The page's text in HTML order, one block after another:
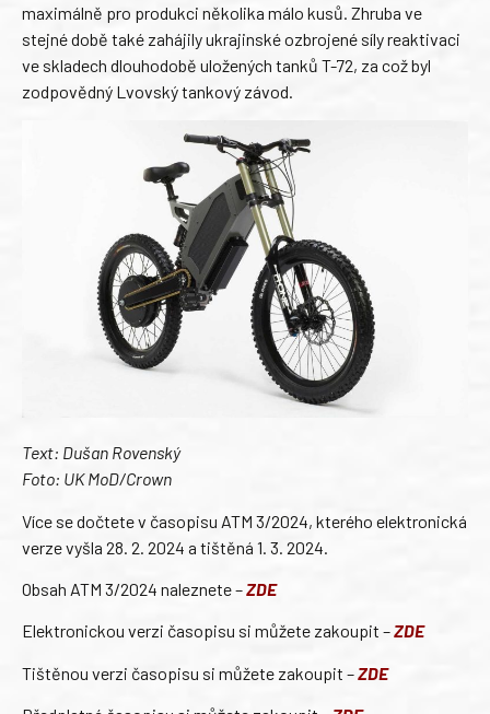
maximálně pro produkci několika málo kusů. Zhruba ve
stejné době také zahájily ukrajinské ozbrojené síly reaktivaci
ve skladech dlouhodobě uložených tanků T-72, za což byl
zodpovědný Lvovský tankový závod.
Text: Dušan Rovenský
Foto: UK MoD/Crown
Více se dočtete v časopisu ATM 3/2024, kterého elektronická
verze vyšla 28. 2. 2024 a tištěná 1. 3. 2024.
Obsah ATM 3/2024 naleznete –ZDE
Elektronickou verzi časopisu si můžete zakoupit –ZDE
Tištěnou verzi časopisu si můžete zakoupit –ZDE